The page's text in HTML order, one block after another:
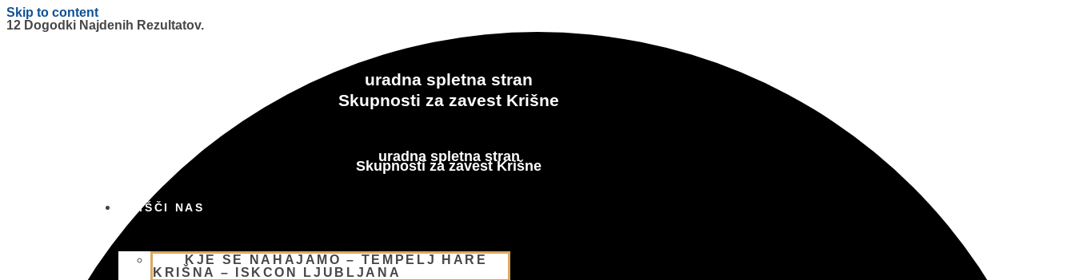
Skip to content
uradna spletna stran
Skupnosti za zavest Krišne
uradna spletna stran
Skupnosti za zavest Krišne
OBIŠČI NAS
KJE SE NAHAJAMO – TEMPELJ HARE
KRIŠNA – ISKCON LJUBLJANA
12 Dogodki Najdenih Rezultatov.